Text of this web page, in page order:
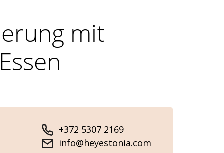
mit
+372 5307 2169
info@heyestonia.com